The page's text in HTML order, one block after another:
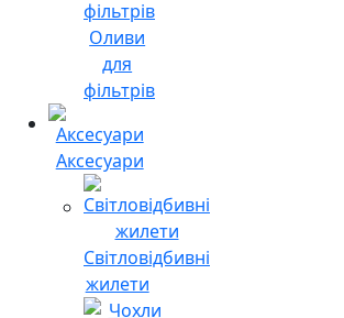
Оливи
для
фільтрів
Аксесуари
Світловідбивні
жилети